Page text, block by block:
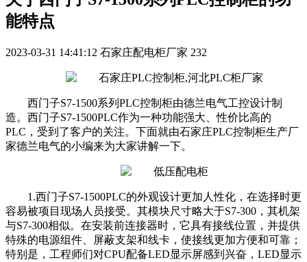
能特点
2023-03-31 14:41:12 石家庄配电柜厂家 232
西门子S7-1500系列PLC控制柜由德兰电气工控设计制
造。西门子S7-1500PLC作为一种功能强大、性价比高的
PLC，受到了客户的关注。下面就由石家庄PLC控制柜生产厂
家德兰电气的小编来为大家讲解一下。
1.西门子S7-1500PLC的外观设计更加人性化，在选择时更
容易被项目现场人员接受。其模块尺寸略大于S7-300，其机架
与S7-300相似。在安装前连接器时，它具有接线位置，并提供
特殊的电源组件、屏蔽支架和线卡，使接线更加方便和可靠；
特别是，工程师们对CPU配备LED显示屏感到兴奋，LED显示